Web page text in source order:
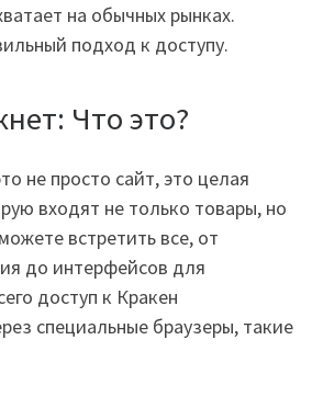
на обычных рынках.
подход к доступу.
Что это?
не просто сайт, это целая
входят не только товары, но
встретить все, от
до интерфейсов для
доступ к Кракен
специальные браузеры, такие